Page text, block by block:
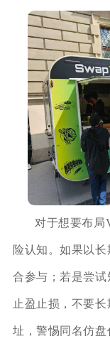
对于想要布局
险认知。如果以
合参与；若是尝
止盈止损，不要
址，警惕同名仿